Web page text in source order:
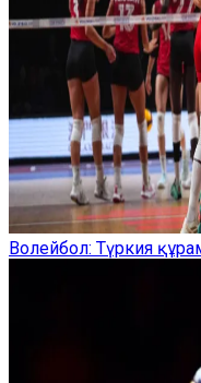
Волейбол: Түркия